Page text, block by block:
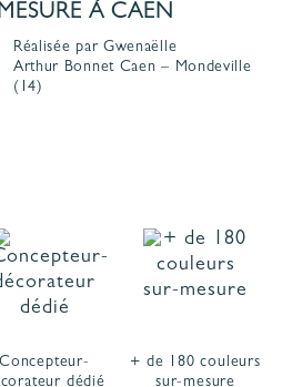
À CAEN
Réalisée par Gwenaëlle
Arthur Bonnet Caen – Mondeville
(14)
Concepteur-
dédié
+ de 180 couleurs
sur-mesure